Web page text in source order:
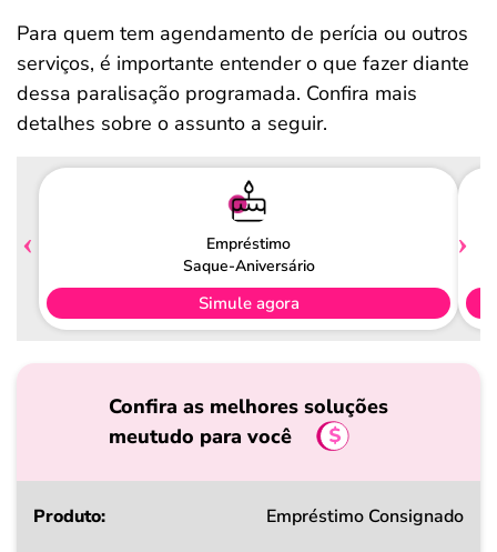
Para quem tem agendamento de perícia ou outros
serviços, é importante entender o que fazer diante
dessa paralisação programada. Confira mais
detalhes sobre o assunto a seguir.
Empréstimo
Saque-Aniversário
Simule agora
Confira as melhores soluções
meutudo para você
Produto
Empréstimo Consignado